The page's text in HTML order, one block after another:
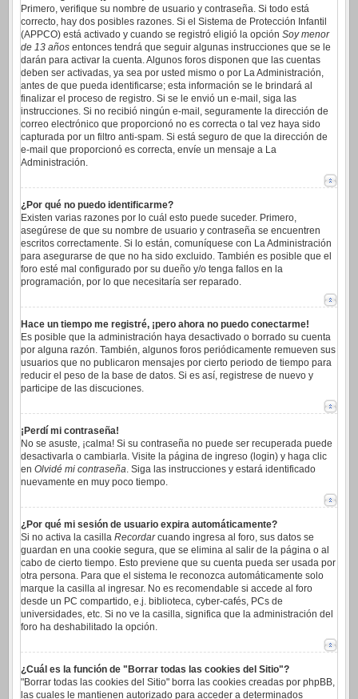
Primero, verifique su nombre de usuario y contraseña. Si todo está
correcto, hay dos posibles razones. Si el Sistema de Protección Infantil
(APPCO) está activado y cuando se registró eligió la opción Soy menor
de 13 años entonces tendrá que seguir algunas instrucciones que se le
darán para activar la cuenta. Algunos foros disponen que las cuentas
deben ser activadas, ya sea por usted mismo o por La Administración,
antes de que pueda identificarse; esta información se le brindará al
finalizar el proceso de registro. Si se le envió un e-mail, siga las
instrucciones. Si no recibió ningún e-mail, seguramente la dirección de
correo electrónico que proporcionó no es correcta o tal vez haya sido
capturada por un filtro anti-spam. Si está seguro de que la dirección de
e-mail que proporcionó es correcta, envíe un mensaje a La
Administración.
¿Por qué no puedo identificarme?
Existen varias razones por lo cuál esto puede suceder. Primero,
asegúrese de que su nombre de usuario y contraseña se encuentren
escritos correctamente. Si lo están, comuníquese con La Administración
para asegurarse de que no ha sido excluido. También es posible que el
foro esté mal configurado por su dueño y/o tenga fallos en la
programación, por lo que necesitaría ser reparado.
Hace un tiempo me registré, ¡pero ahora no puedo conectarme!
Es posible que la administración haya desactivado o borrado su cuenta
por alguna razón. También, algunos foros periódicamente remueven sus
usuarios que no publicaron mensajes por cierto periodo de tiempo para
reducir el peso de la base de datos. Si es así, registrese de nuevo y
participe de las discuciones.
¡Perdí mi contraseña!
No se asuste, ¡calma! Si su contraseña no puede ser recuperada puede
desactivarla o cambiarla. Visite la página de ingreso (login) y haga clic
en Olvidé mi contraseña. Siga las instrucciones y estará identificado
nuevamente en muy poco tiempo.
¿Por qué mi sesión de usuario expira automáticamente?
Si no activa la casilla Recordarcuando ingresa al foro, sus datos se
guardan en una cookie segura, que se elimina al salir de la página o al
cabo de cierto tiempo. Esto previene que su cuenta pueda ser usada por
otra persona. Para que el sistema le reconozca automáticamente solo
marque la casilla al ingresar. No es recomendable si accede al foro
desde un PC compartido, e.j. biblioteca, cyber-cafés, PCs de
universidades, etc. Si no ve la casilla, significa que la administración del
foro ha deshabilitado la opción.
¿Cuál es la función de "Borrar todas las cookies del Sitio"?
"Borrar todas las cookies del Sitio" borra las cookies creadas por phpBB,
las cuales le mantienen autorizado para acceder a determinados